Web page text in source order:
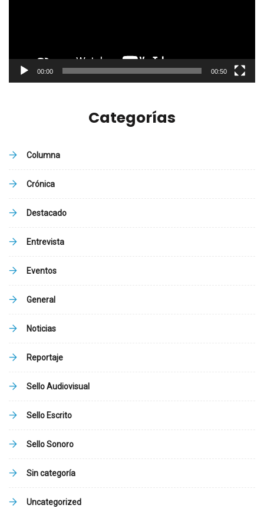
00:00 00:50
Categorías
Columna
Crónica
Destacado
Entrevista
Eventos
General
Noticias
Reportaje
Sello Audiovisual
Sello Escrito
Sello Sonoro
Sin categoría
Uncategorized